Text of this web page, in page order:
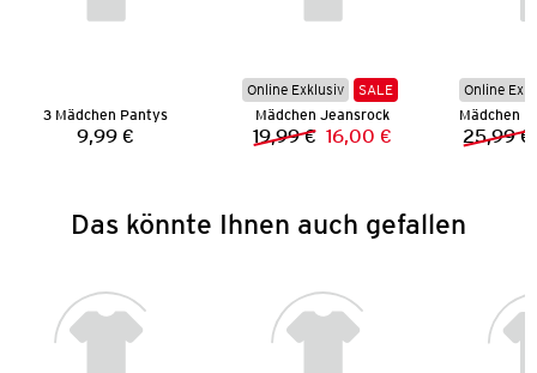
3 Mädchen Pantys
Preis:
9,99 €
Online Exklusiv
SALE
Mädchen Jeansrock
Vorheriger Preis:
19,99 € Neuer Preis:
16,00 €
Online
25,99 €
Das könnte Ihnen auch gefallen